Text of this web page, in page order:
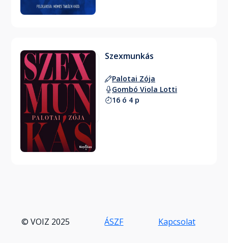
Szexmunkás
Palotai Zója
Gombó Viola Lotti
16 ó 4 p
© VOIZ 2025 ÁSZF Kapcsolat